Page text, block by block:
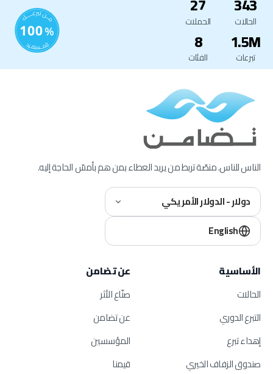
الحالات الحملات
1.5M
تبرعات
8
الفئات
الناس للناس. منصّة تربط من يريد العطاء بمن هم بأمسّ الحاجة إليه.
دولار - الدولار الأمريكي
English
الأساسية
الحالات
التبرع الدوري
إهداء تبرع
صندوق الزفاف الخيري
عن تضامن
صنّاع الأثر
عن تضامن
المؤسسين
قيمنا